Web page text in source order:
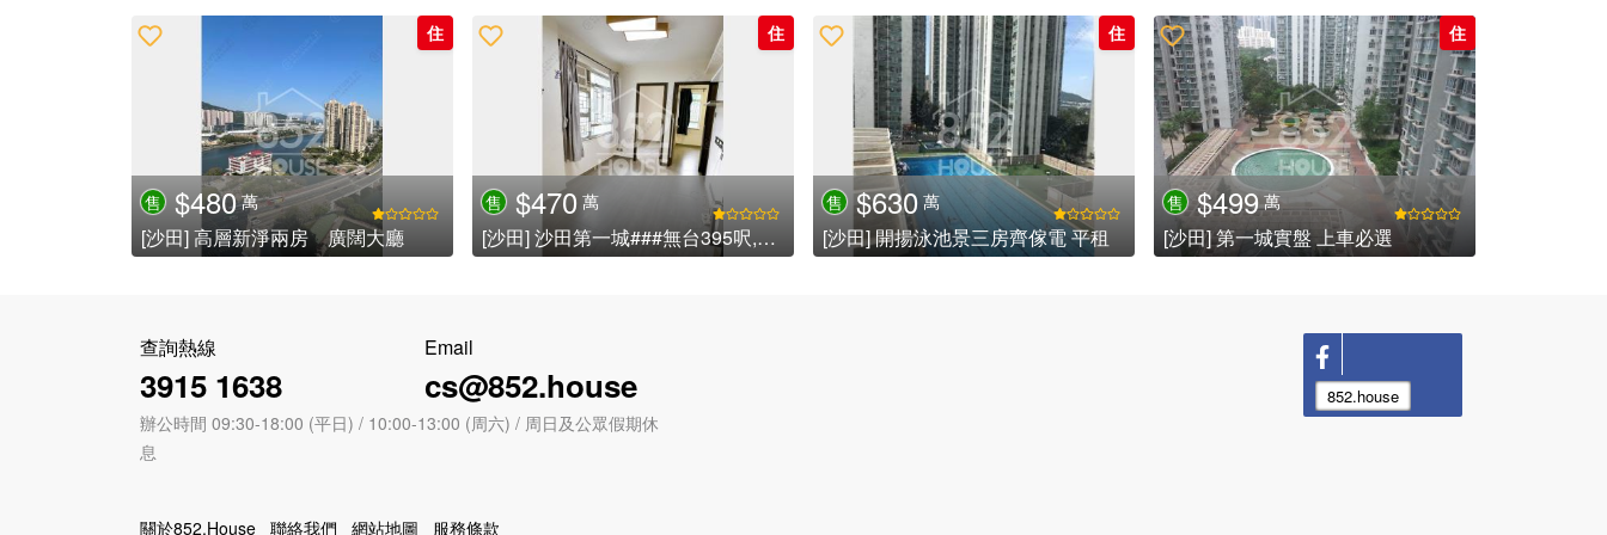
住
售 $480 萬
[沙田] 高層新淨兩房 廣闊大廳
住
售 $470 萬
[沙田] 沙田第一城###無台395呎,靚裝修,即買即住即收租,歡迎查詢詳情### (已租)
住
售 $630 萬
[沙田] 開揚泳池景三房齊傢電 平租
住
售 $499 萬
[沙田] 第一城實盤 上車必選
查詢熱線
3915 1638
Email
cs@852.house
辦公時間 09:30-18:00 (平日) / 10:00-13:00 (周六) / 周日及公眾假期休
息
關於852.House 聯絡我們 網站地圖 服務條款
852.house